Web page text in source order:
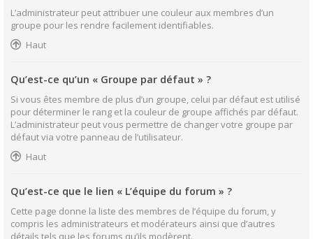
L’administrateur peut attribuer une couleur aux membres d’un
groupe pour les rendre facilement identifiables.
Haut
Qu’est-ce qu’un « Groupe par défaut » ?
Si vous êtes membre de plus d’un groupe, celui par défaut est utilisé
pour déterminer le rang et la couleur de groupe affichés par défaut.
L’administrateur peut vous permettre de changer votre groupe par
défaut via votre panneau de l’utilisateur.
Haut
Qu’est-ce que le lien « L’équipe du forum » ?
Cette page donne la liste des membres de l’équipe du forum, y
compris les administrateurs et modérateurs ainsi que d’autres
détails tels que les forums qu’ils modèrent.